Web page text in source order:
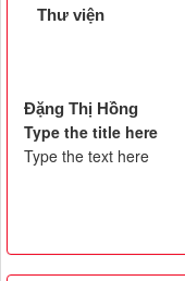
Thư viện
Đặng Thị Hồng
Type the title here
Type the text here